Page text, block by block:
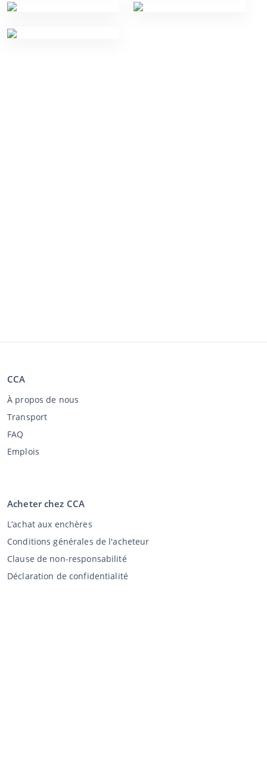
CCA
À propos de nous
Transport
FAQ
Emplois
Acheter chez CCA
L’achat aux enchères
Conditions générales de l'acheteur
Clause de non-responsabilité
Déclaration de confidentialité